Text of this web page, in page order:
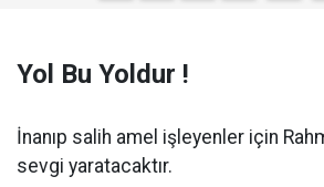
Yol Bu Yoldur !
İnanıp salih amel işleyenler için
sevgi yaratacaktır.